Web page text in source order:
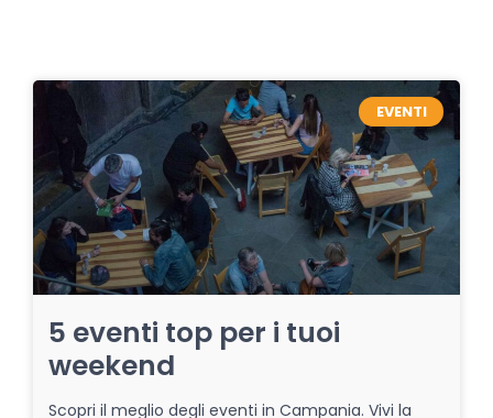
EVENTI
5 eventi top per i tuoi
weekend
Scopri il meglio degli eventi in Campania. Vivi la